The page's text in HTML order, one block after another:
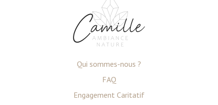
Qui sommes-nous ?
FAQ
Engagement Caritatif